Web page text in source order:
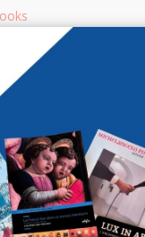
SEARCH Advanced
Search
MANUALS - GUIDES